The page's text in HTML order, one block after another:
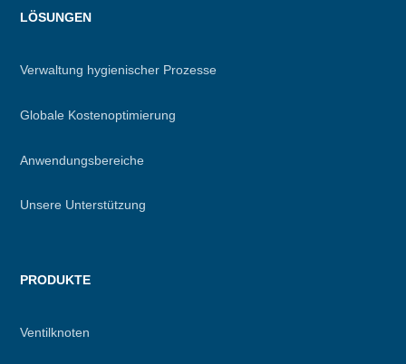
Menu
LÖSUNGEN
Verwaltung hygienischer Prozesse
Globale Kostenoptimierung
Anwendungsbereiche
Unsere Unterstützung
PRODUKTE
Ventilknoten